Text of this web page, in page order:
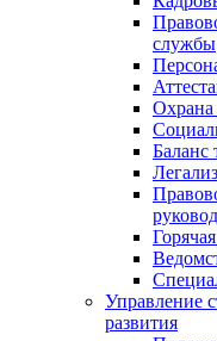
службы
Охрана
Баланс
Управление
развития